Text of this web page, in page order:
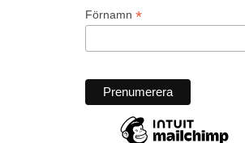
Förnamn *